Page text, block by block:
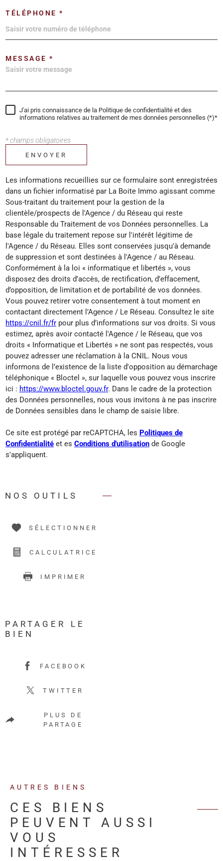
TÉLÉPHONE *
MESSAGE *
J'ai pris connaissance de la Politique de confidentialité et des
informations relatives au traitement de mes données personnelles (*)*
* champs obligatoires
ENVOYER
Les informations recueillies sur ce formulaire sont enregistrées
dans un fichier informatisé par La Boite Immo agissant comme
Sous-traitant du traitement pour la gestion de la
clientèle/prospects de l'Agence / du Réseau qui reste
Responsable du Traitement de vos Données personnelles. La
base légale du traitement repose sur l'intérêt légitime de
l'Agence / du Réseau. Elles sont conservées jusqu'à demande
de suppression et sont destinées à l'Agence / au Réseau.
Conformément à la loi « informatique et libertés », vous
disposez des droits d’accès, de rectification, d’effacement,
d’opposition, de limitation et de portabilité de vos données.
Vous pouvez retirer votre consentement à tout moment en
contactant directement l’Agence / Le Réseau. Consultez le site
https://cnil.fr/fr pour plus d’informations sur vos droits. Si vous
estimez, après avoir contacté l'Agence / le Réseau, que vos
droits « Informatique et Libertés » ne sont pas respectés, vous
pouvez adresser une réclamation à la CNIL. Nous vous
informons de l’existence de la liste d'opposition au démarchage
téléphonique « Bloctel », sur laquelle vous pouvez vous inscrire
ici : https://www.bloctel.gouv.fr. Dans le cadre de la protection
des Données personnelles, nous vous invitons à ne pas inscrire
de Données sensibles dans le champ de saisie libre.
Ce site est protégé par reCAPTCHA, les Politiques de
Confidentialité et es Conditions d'utilisation de Google
s'appliquent.
NOS OUTILS
SÉLECTIONNER
CALCULATRICE
IMPRIMER
PARTAGER LE
BIEN
FACEBOOK
TWITTER
PLUS DE
PARTAGE
AUTRES BIENS
CES BIENS
PEUVENT AUSSI
VOUS
INTÉRESSER